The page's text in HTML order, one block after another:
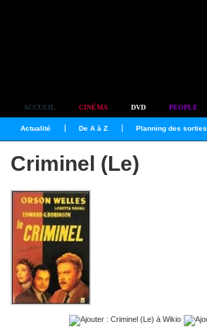
ACCUEIL CINÉMA DVD PEOPLE
Actualité De A à Z Planning des sorties
Criminel (Le)